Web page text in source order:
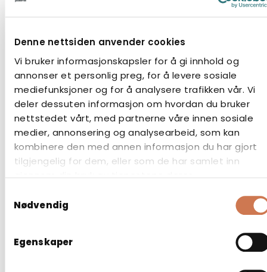
Denne nettsiden anvender cookies
Vi bruker informasjonskapsler for å gi innhold og
annonser et personlig preg, for å levere sosiale
mediefunksjoner og for å analysere trafikken vår. Vi
deler dessuten informasjon om hvordan du bruker
nettstedet vårt, med partnerne våre innen sosiale
medier, annonsering og analysearbeid, som kan
kombinere den med annen informasjon du har gjort
tilgjengelig for dem, eller som de har samlet inn
Nødvendig
Egenskaper
SPEGELSKÅP PK 35 MARINE
Marine